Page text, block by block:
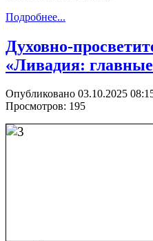
Подробнее...
Духовно-
«Ливадия:
Опубликовано 03.10.2025
Просмотров: 195